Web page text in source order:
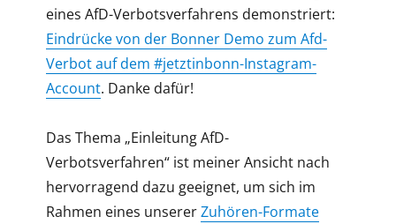
eines AfD-Verbotsverfahrens demonstriert:
Eindrücke von der Bonner Demo zum Afd-
Verbot auf dem #jetztinbonn-Instagram-
Account. Danke dafür!
Das Thema „Einleitung AfD-
Verbotsverfahren“ ist meiner Ansicht nach
hervorragend dazu geeignet, um sich im
Rahmen eines unsererZuhören-Formate